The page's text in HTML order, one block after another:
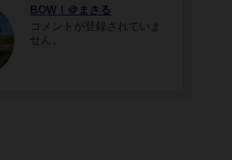
BOW！＠まさる
コメントが登録されていま
せん。